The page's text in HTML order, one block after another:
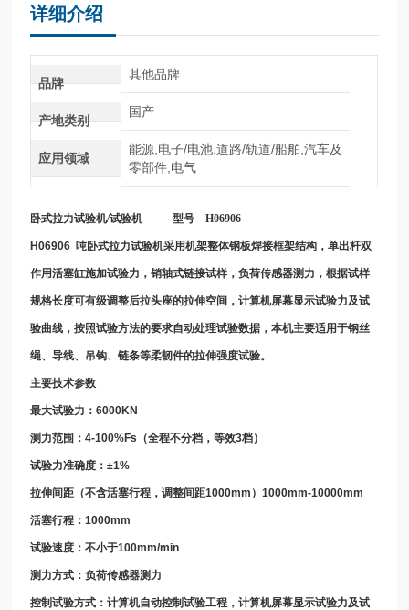
详细介绍
品牌
其他品牌
产地类别
国产
应用领域
能源,电子/电池,道路/轨道/船舶,汽车及
零部件,电气
卧式拉力试验机/试验机型号H06906
H06906吨卧式拉力试验机采用机架整体钢板焊接框架结构，单出杆双
作用活塞缸施加试验力，销轴式链接试样，负荷传感器测力，根据试样
规格长度可有级调整后拉头座的拉伸空间，计算机屏幕显示试验力及试
验曲线，按照试验方法的要求自动处理试验数据，本机主要适用于钢丝
绳、导线、吊钩、链条等柔韧件的拉伸强度试验。
主要技术参数
最大试验力：6000KN
测力范围：4-100%Fs （全程不分档，等效3档）
试验力准确度：±1%
拉伸间距（不含活塞行程，调整间距1000mm ）1000mm-10000mm
活塞行程：1000mm
试验速度：不小于100mm/min
测力方式：负荷传感器测力
控制试验方式：计算机自动控制试验工程，计算机屏幕显示试验力及试